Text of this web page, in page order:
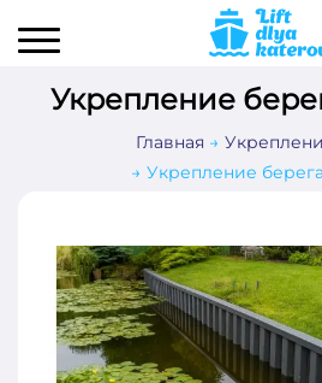
Укрепление
Главная
Укрепление